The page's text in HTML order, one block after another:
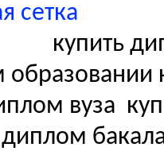
сетка
купить
вуза
диплом